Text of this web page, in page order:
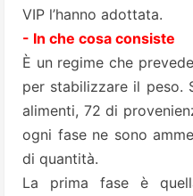
VIP l’hanno adottata.
- In che cosa consiste
È un regime che
per stabilizzare il peso.
alimenti, 72 di
ogni fase ne sono
di quantità.
La prima fase è